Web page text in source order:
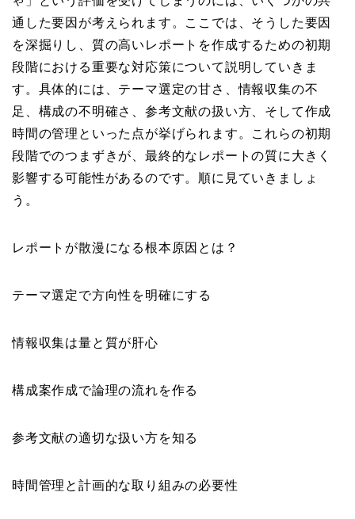
通した要因が考えられます。ここでは、そうした要因
を深掘りし、質の高いレポートを作成するための初期
段階における重要な対応策について説明していきま
す。具体的には、テーマ選定の甘さ、情報収集の不
足、構成の不明確さ、参考文献の扱い方、そして作成
時間の管理といった点が挙げられます。これらの初期
段階でのつまずきが、最終的なレポートの質に大きく
影響する可能性があるのです。順に見ていきましょ
う。
レポートが散漫になる根本原因とは？
テーマ選定で方向性を明確にする
情報収集は量と質が肝心
構成案作成で論理の流れを作る
参考文献の適切な扱い方を知る
時間管理と計画的な取り組みの必要性